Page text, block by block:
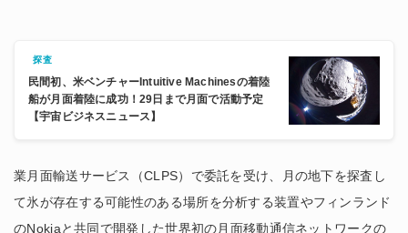
探査
民間初、米ベンチャーIntuitive Machinesの着陸
船が月面着陸に成功！29日まで月面で活動予定
【宇宙ビジネスニュース】
業月面輸送サービス（CLPS）で委託を受け、月の地下を探査し
て氷が存在する可能性のある場所を分析する装置やフィンランド
のNokiaと共同で開発した世界初の月面移動通信ネットワークの